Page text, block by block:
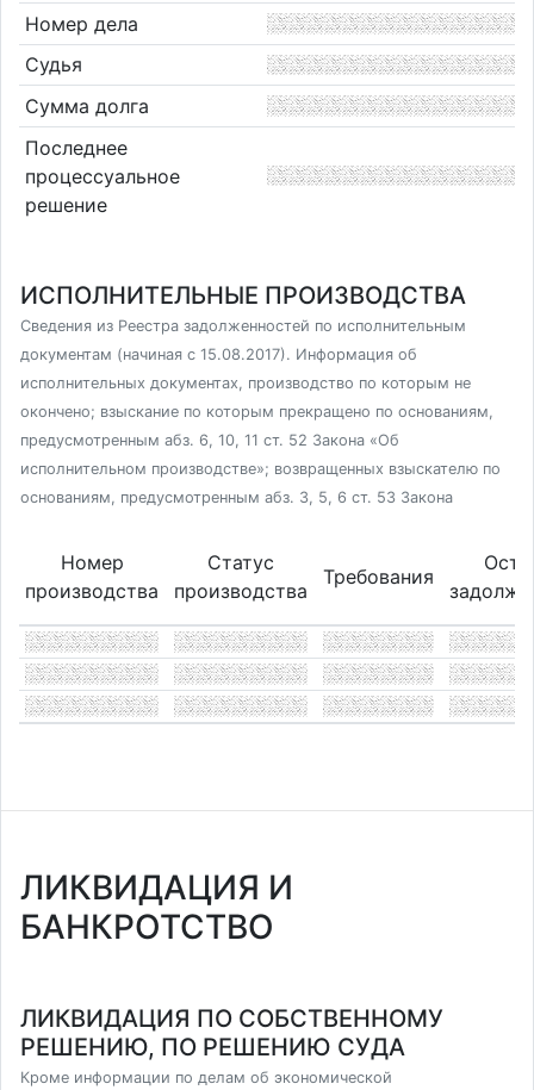
Номер дела
Судья
Сумма долга
Последнее
процессуальное
решение
ИСПОЛНИТЕЛЬНЫЕ ПРОИЗВОДСТВА
Сведения из Реестра задолженностей по исполнительным
документам (начиная с 15.08.2017). Информация об
исполнительных документах, производство по которым не
окончено; взыскание по которым прекращено по основаниям,
предусмотренным абз. 6, 10, 11 ст. 52 Закона «Об
исполнительном производстве»; возвращенных взыскателю по
основаниям, предусмотренным абз. 3, 5, 6 ст. 53 Закона
Номер
производства
Статус
производства
Требования
ЛИКВИДАЦИЯ И
БАНКРОТСТВО
ЛИКВИДАЦИЯ ПО СОБСТВЕННОМУ
РЕШЕНИЮ, ПО РЕШЕНИЮ СУДА
Кроме информации по делам об экономической